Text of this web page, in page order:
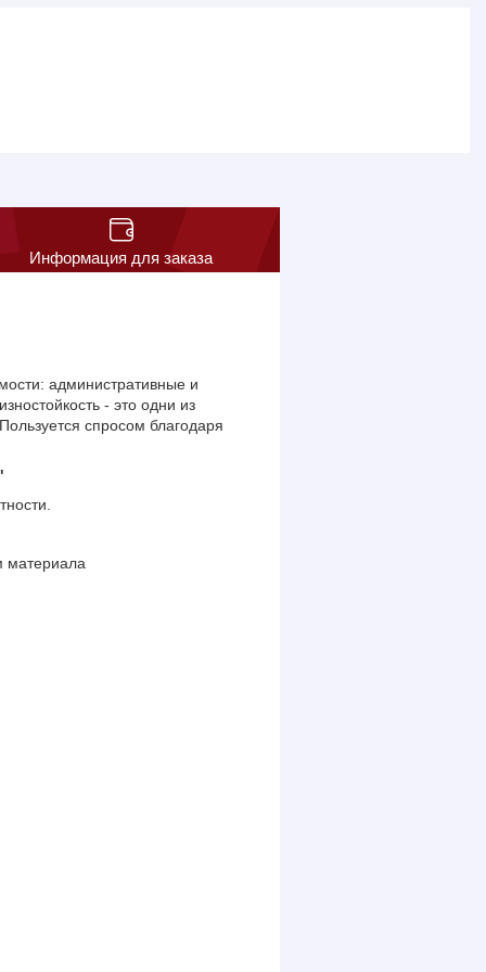
Информация для заказа
административные и
- это одни из
спросом благодаря
материала